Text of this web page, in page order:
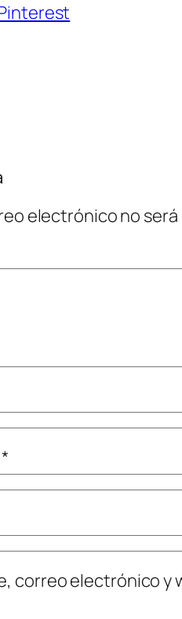
electrónico no
*
correo electrónico y